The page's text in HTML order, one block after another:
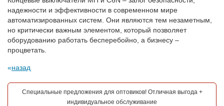
надежности и эффективности в современном мире
автоматизированных систем. Они являются тем незаметным,
но критически важным элементом, который позволяет
оборудованию работать бесперебойно, а бизнесу –
процветать.
назад
Специальные предложения для оптовиков! Отличная выгода +
индивидуальное обслуживание